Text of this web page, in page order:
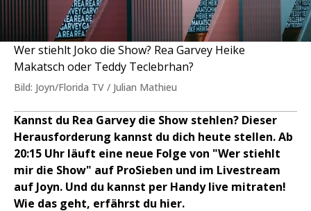
Wer stiehlt Joko die Show? Rea Garvey Heike
Makatsch oder Teddy Teclebrhan?
Bild: Joyn/Florida TV / Julian Mathieu
Kannst du Rea Garvey die Show stehlen? Dieser
Herausforderung kannst du dich heute stellen. Ab
20:15 Uhr läuft eine neue Folge von "Wer stiehlt
mir die Show" auf ProSieben und im Livestream
auf Joyn. Und du kannst per Handy live mitraten!
Wie das geht, erfährst du hier.